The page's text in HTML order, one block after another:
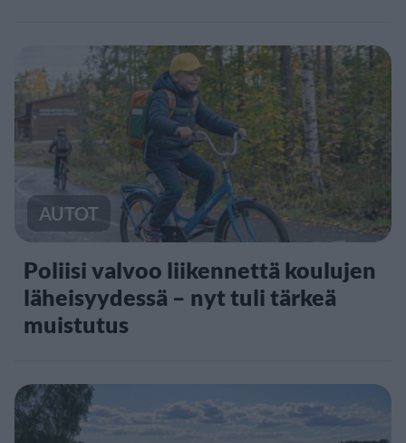
AUTOT
Poliisi valvoo liikennettä koulujen
läheisyydessä – nyt tuli tärkeä
muistutus